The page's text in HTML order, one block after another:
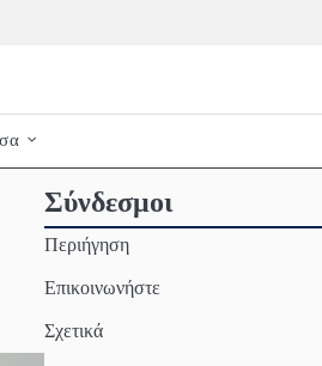
Σύνδεσμοι
Περιήγηση
Επικοινωνήστε
Σχετικά